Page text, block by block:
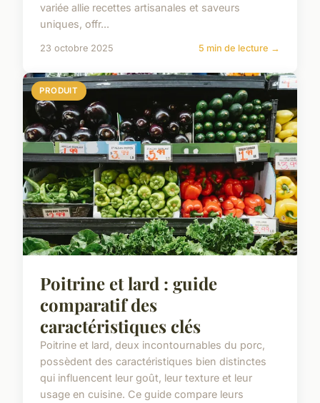
variée allie recettes artisanales et saveurs
uniques, offr...
23 octobre 2025 5 min de lecture →
PRODUIT
Poitrine et lard : guide
comparatif des
caractéristiques clés
Poitrine et lard, deux incontournables du porc,
possèdent des caractéristiques bien distinctes
qui influencent leur goût, leur texture et leur
usage en cuisine. Ce guide compare leurs